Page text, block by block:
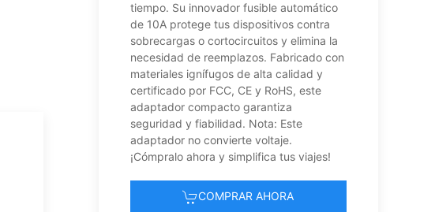
tiempo. Su innovador fusible automático
de 10A protege tus dispositivos contra
sobrecargas o cortocircuitos y elimina la
necesidad de reemplazos. Fabricado con
materiales ignífugos de alta calidad y
certificado por FCC, CE y RoHS, este
adaptador compacto garantiza
seguridad y fiabilidad. Nota: Este
adaptador no convierte voltaje.
¡Cómpralo ahora y simplifica tus viajes!
COMPRAR AHORA